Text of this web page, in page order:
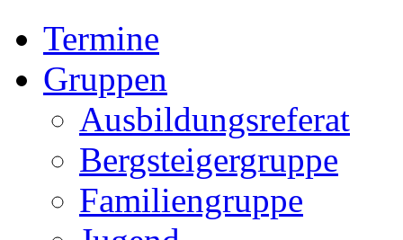
Termine
Gruppen
Ausbildungsreferat
Bergsteigergruppe
Familiengruppe